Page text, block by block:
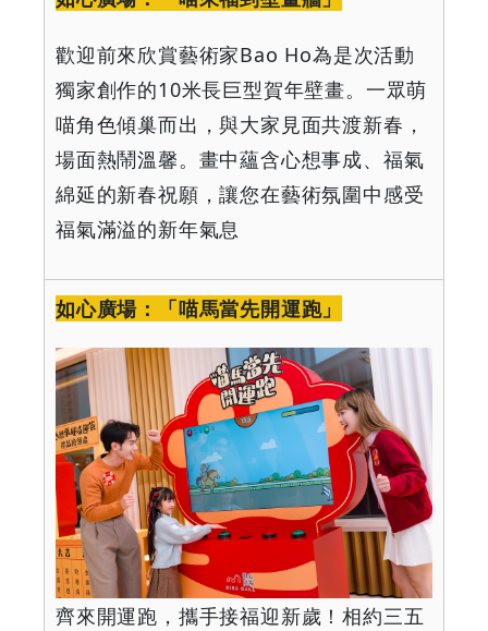
歡迎前來欣賞藝術家Bao Ho為是次活動
獨家創作的10米長巨型賀年壁畫。一眾萌
喵角色傾巢而出，與大家見面共渡新春，
場面熱鬧溫馨。畫中蘊含心想事成、福氣
綿延的新春祝願，讓您在藝術氛圍中感受
福氣滿溢的新年氣息
如心廣場：「喵馬當先開運跑」
齊來開運跑，攜手接福迎新歲！相約三五